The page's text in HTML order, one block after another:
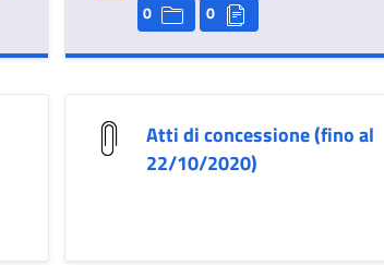
0 0
Atti di concessione (fino al
22/10/2020)